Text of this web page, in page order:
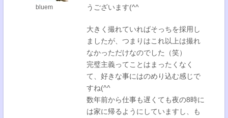
bluem
うございます(^^
大きく撮れていればそっちを採用し
ましたが、つまりはこれ以上は撮れ
なかっただけなのでした（笑）
完璧主義ってことはまったくなく
て、好きな事にはのめり込む感じで
すね(^^
数年前から仕事も遅くても夜の8時に
は家に帰るようにしていますし、も